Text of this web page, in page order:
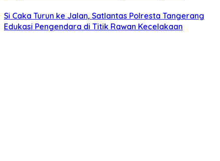
Si Caka Turun ke Jalan, Satlantas Polresta Tangerang
Edukasi Pengendara di Titik Rawan Kecelakaan